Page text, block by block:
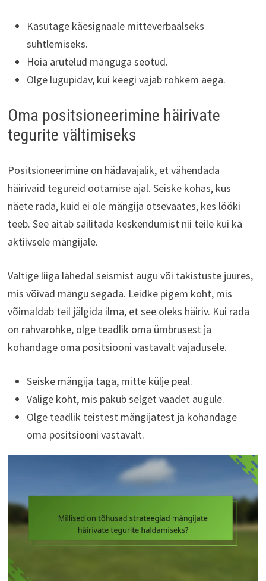
Kasutage käesignaale mitteverbaalseks
suhtlemiseks.
Hoia arutelud mänguga seotud.
Olge lugupidav, kui keegi vajab rohkem aega.
Oma positsioneerimine häirivate
tegurite vältimiseks
Positsioneerimine on hädavajalik, et vähendada
häirivaid tegureid ootamise ajal. Seiske kohas, kus
näete rada, kuid ei ole mängija otsevaates, kes lööki
teeb. See aitab säilitada keskendumist nii teile kui ka
aktiivsele mängijale.
Vältige liiga lähedal seismist augu või takistuste juures,
mis võivad mängu segada. Leidke pigem koht, mis
võimaldab teil jälgida ilma, et see oleks häiriv. Kui rada
on rahvarohke, olge teadlik oma ümbrusest ja
kohandage oma positsiooni vastavalt vajadusele.
Seiske mängija taga, mitte külje peal.
Valige koht, mis pakub selget vaadet augule.
Olge teadlik teistest mängijatest ja kohandage
oma positsiooni vastavalt.